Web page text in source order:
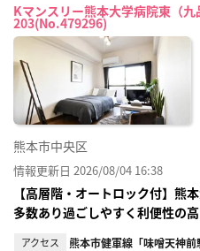
Kマンスリー熊本大学病院東（
203(No.479296)
熊本市中央区
情報更新日 2026/08/04 16:38
【高層階・オートロック付】熊
多数あり過ごしやすく利便性の
アクセス 熊本市健軍線「味噌天神